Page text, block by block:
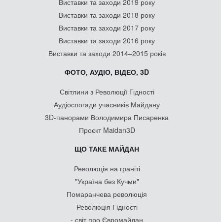
Виставки та заходи 2019 року
Виставки та заходи 2018 року
Виставки та заходи 2017 року
Виставки та заходи 2016 року
Виставки та заходи 2014–2015 років
ФОТО, АУДІО, ВІДЕО, 3D
Світлини з Революції Гідності
Аудіоспогади учасників Майдану
3D-панорами Володимира Писаренка
Проєкт Maidan3D
ЩО ТАКЕ МАЙДАН
Революція на граніті
"Україна без Кучми"
Помаранчева революція
Революція Гідності
- світ про Євромайдан